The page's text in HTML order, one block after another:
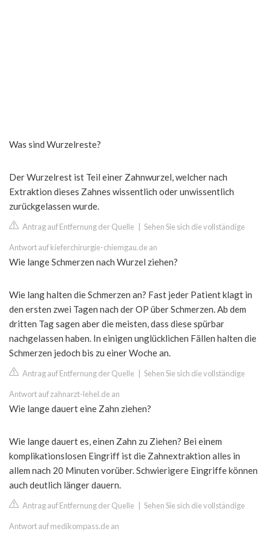
Was sind Wurzelreste?
Der Wurzelrest ist Teil einer Zahnwurzel, welcher nach
Extraktion dieses Zahnes wissentlich oder unwissentlich
zurückgelassen wurde.
Antrag auf Entfernung der Quelle Sehen Sie sich die vollständige
Antwort auf kieferchirurgie-chiemgau.de an
Wie lange Schmerzen nach Wurzel ziehen?
Wie lang halten die Schmerzen an? Fast jeder Patient klagt in
den ersten zwei Tagen nach der OP über Schmerzen. Ab dem
dritten Tag sagen aber die meisten, dass diese spürbar
nachgelassen haben. In einigen unglücklichen Fällen halten die
Schmerzen jedoch bis zu einer Woche an.
Antrag auf Entfernung der Quelle Sehen Sie sich die vollständige
Antwort auf zahnarzt-lehel.de an
Wie lange dauert eine Zahn ziehen?
Wie lange dauert es, einen Zahn zu Ziehen? Bei einem
komplikationslosen Eingriff ist die Zahnextraktion alles in
allem nach 20 Minuten vorüber. Schwierigere Eingriffe können
auch deutlich länger dauern.
Antrag auf Entfernung der Quelle Sehen Sie sich die vollständige
Antwort auf medikompass.de an